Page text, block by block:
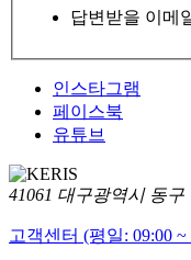
답변받을 이메
인스타그램
페이스북
유튜브
41061 대구광역시 동구
고객센터 (평일: 09:00 ~